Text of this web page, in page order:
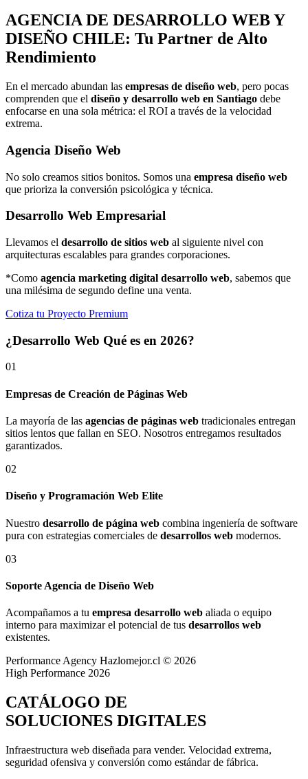
AGENCIA DE DESARROLLO WEB Y
DISEÑO CHILE: Tu Partner de Alto
Rendimiento
En el mercado abundan las empresas de diseño web, pero pocas
comprenden que el diseño y desarrollo web en Santiago debe
enfocarse en una sola métrica: el ROI a través de la velocidad
extrema.
Agencia Diseño Web
No solo creamos sitios bonitos. Somos una empresa diseño web
que prioriza la conversión psicológica y técnica.
Desarrollo Web Empresarial
Llevamos el desarrollo de sitios web al siguiente nivel con
arquitecturas escalables para grandes corporaciones.
*Como agencia marketing digital desarrollo web, sabemos que
una milésima de segundo define una venta.
Cotiza tu Proyecto Premium
¿Desarrollo Web Qué es en 2026?
01
Empresas de Creación de Páginas Web
La mayoría de las agencias de páginas web tradicionales entregan
sitios lentos que fallan en SEO. Nosotros entregamos resultados
garantizados.
02
Diseño y Programación Web Elite
Nuestro desarrollo de página web combina ingeniería de software
pura con estrategias comerciales de desarrollos web modernos.
03
Soporte Agencia de Diseño Web
Acompañamos a tu empresa desarrollo web aliada o equipo
interno para maximizar el potencial de tus desarrollos web
existentes.
Performance Agency Hazlomejor.cl © 2026
High Performance 2026
CATÁLOGO DE
SOLUCIONES DIGITALES
Infraestructura web diseñada para vender. Velocidad extrema,
seguridad ofensiva y conversión como estándar de fábrica.